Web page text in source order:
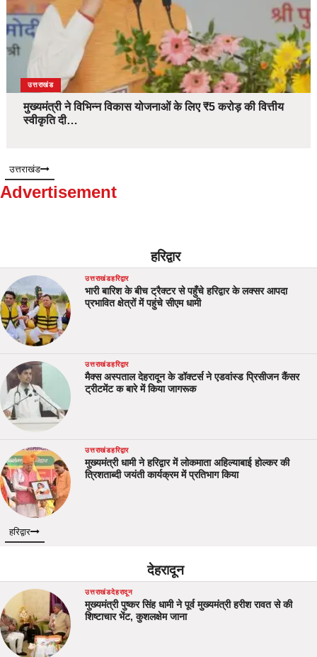
उत्तराखंड
मुख्यमंत्री ने विभिन्न विकास योजनाओं के लिए ₹5 करोड़ की वित्तीय
स्वीकृति दी…
उत्तराखंड
Advertisement
हरिद्वार
उत्तराखंडहरिद्वार
भारी बारिश के बीच ट्रैक्टर से पहुँचे हरिद्वार के लक्सर आपदा
प्रभावित क्षेत्रों में पहुंचे सीएम धामी
उत्तराखंडहरिद्वार
मैक्स अस्पताल देहरादून के डॉक्टर्स ने एडवांस्ड प्रिसीजन कैंसर
ट्रीटमेंट क बारे में किया जागरूक
उत्तराखंडहरिद्वार
मुख्यमंत्री धामी ने हरिद्वार में लोकमाता अहिल्याबाई होल्कर की
त्रिशताब्दी जयंती कार्यक्रम में प्रतिभाग किया
हरिद्वार
देहरादून
उत्तराखंडदेहरादून
मुख्यमंत्री पुष्कर सिंह धामी ने पूर्व मुख्यमंत्री हरीश रावत से की
शिष्टाचार भेंट, कुशलक्षेम जाना